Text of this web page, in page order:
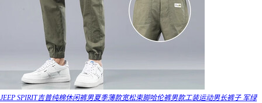
JEEP SPIRIT吉普纯棉休闲裤男夏季薄款宽松束脚哈伦裤男款工装运动男长裤子 军绿